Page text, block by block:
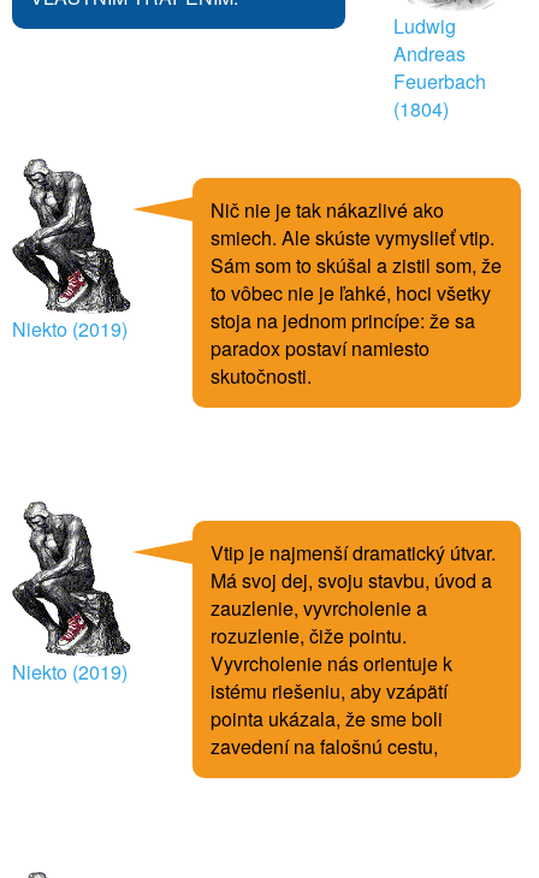
Ludwig
Andreas
Feuerbach
(1804)
Niekto (2019)
Nič nie je tak nákazlivé ako
smiech. Ale skúste vymyslieť vtip.
Sám som to skúšal a zistil som, že
to vôbec nie je ľahké, hoci všetky
stoja na jednom princípe: že sa
paradox postaví namiesto
skutočnosti.
Niekto (2019)
Vtip je najmenší dramatický útvar.
Má svoj dej, svoju stavbu, úvod a
zauzlenie, vyvrcholenie a
rozuzlenie, čiže pointu.
Vyvrcholenie nás orientuje k
istému riešeniu, aby vzápätí
pointa ukázala, že sme boli
zavedení na falošnú cestu,